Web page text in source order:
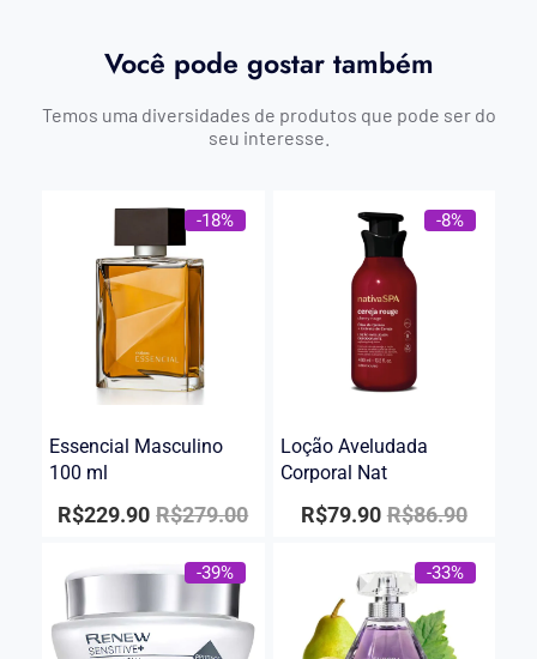
Você pode gostar também
Temos uma diversidades de produtos que pode ser do
seu interesse.
-18%
Essencial Masculino
100 ml
R$279.00
R$229.90
-8%
Loção Aveludada
Corporal Nat
R$86.90
R$79.90
-39% -33%